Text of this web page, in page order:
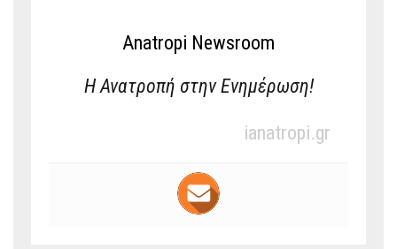
Anatropi Newsroom
Η Ανατροπή στην Ενημέρωση!
ianatropi.gr